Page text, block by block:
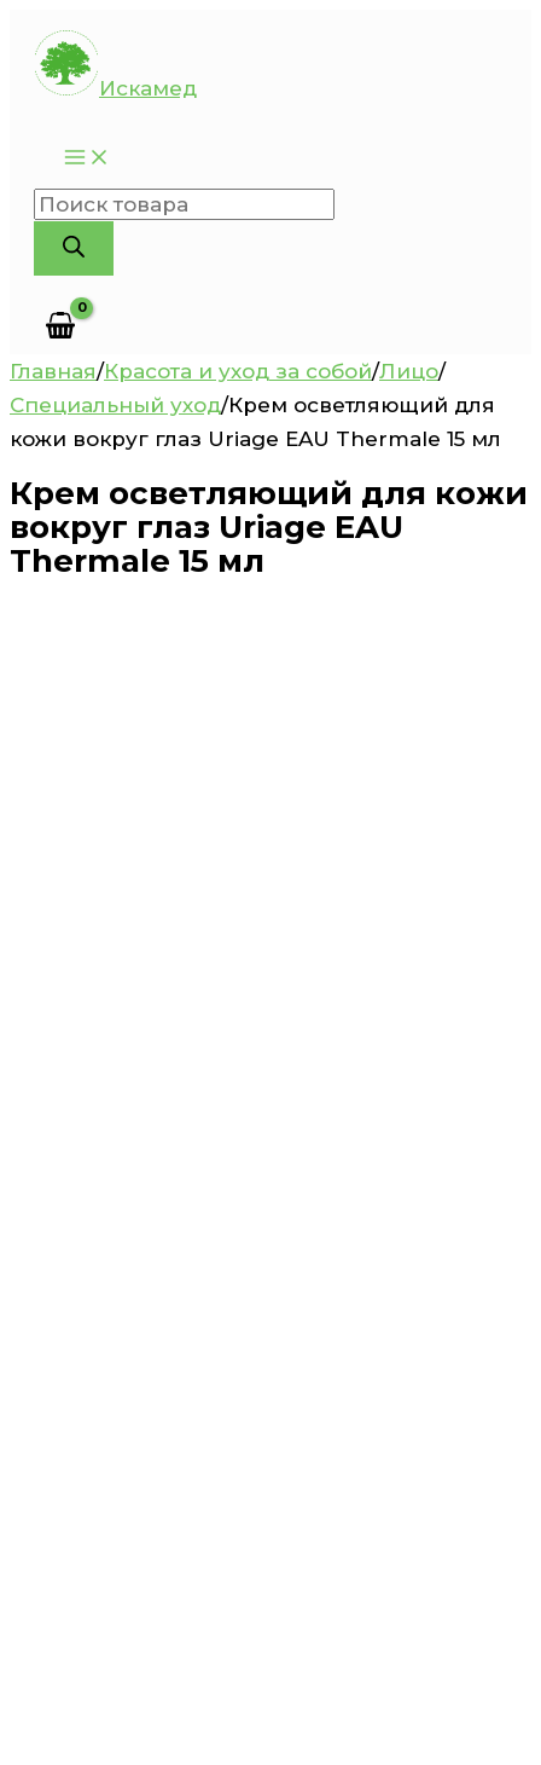
Перейти
содержимому
Искамед
Поиск
товаров
Главная/Красота и уход за собой/Лицо/
Специальный уход/Крем осветляющий для
кожи вокруг глаз Uriage EAU Thermale 15 мл
Крем осветляющий для кожи
вокруг глаз Uriage EAU
Thermale 15 мл